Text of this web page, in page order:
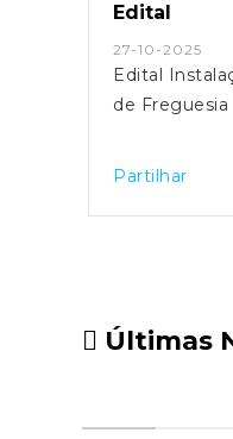
Edital
27-10-2025
Edital
de Freguesia
Partilhar
Últimas